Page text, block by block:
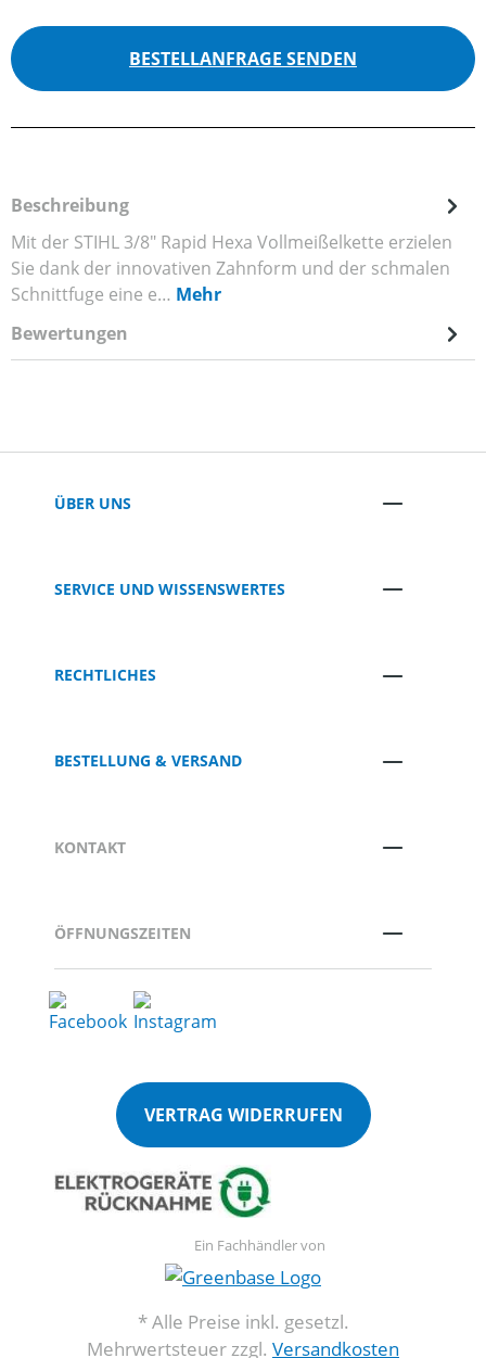
BESTELLANFRAGE SENDEN
Beschreibung
Mit der STIHL 3/8" Rapid Hexa Vollmeißelkette erzielen
Sie dank der innovativen Zahnform und der schmalen
Schnittfuge eine e… Mehr
Bewertungen
ÜBER UNS
SERVICE UND WISSENSWERTES
RECHTLICHES
BESTELLUNG & VERSAND
KONTAKT
ÖFFNUNGSZEITEN
VERTRAG WIDERRUFEN
Ein Fachhändler von
* Alle Preise inkl. gesetzl.
Mehrwertsteuer zzgl. Versandkosten